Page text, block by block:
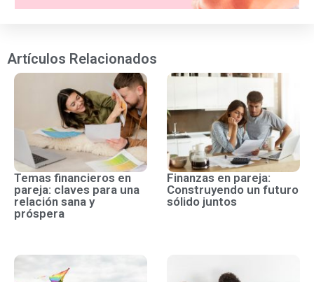
Artículos Relacionados
Temas financieros en
pareja: claves para una
relación sana y
próspera
Finanzas en pareja:
Construyendo un futuro
sólido juntos